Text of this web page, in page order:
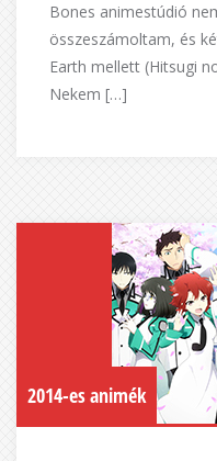
Bones animestúdió
összeszámoltam, és
Earth mellett (Hitsugi
Nekem […]
2014-es animék